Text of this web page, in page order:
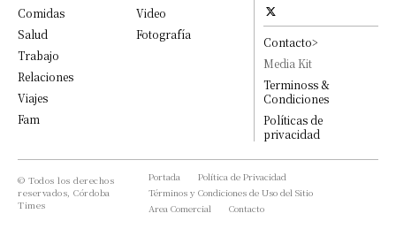
Comidas
Salud
Trabajo
Relaciones
Viajes
Fam
Video
Fotografía
Contacto>
Media Kit
Terminoss &
Condiciones
Políticas de
privacidad
© Todos los derechos
reservados, Córdoba
Times
Portada
Política de Privacidad
Términos y Condiciones de Uso del Sitio
Area Comercial
Contacto